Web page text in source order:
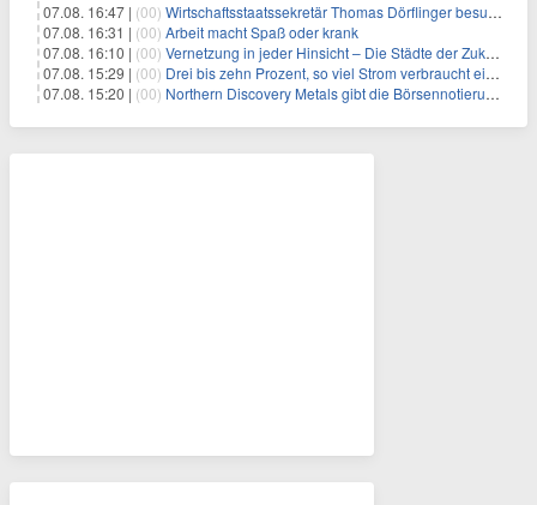
07.08. 16:47 | (00) Wirtschaftsstaatssekretär Thomas Dörflinger besucht Handwerksbetrieb im Kammerbezirk Freiburg
07.08. 16:31 | (00) Arbeit macht Spaß oder krank
07.08. 16:10 | (00) Vernetzung in jeder Hinsicht – Die Städte der Zukunft sind grün-blau
07.08. 15:29 | (00) Drei bis zehn Prozent, so viel Strom verbraucht ein Aufzug im Gebäude
07.08. 15:20 | (00) Northern Discovery Metals gibt die Börsennotierung an der Frankfurter Wertpapierbörse bekannt